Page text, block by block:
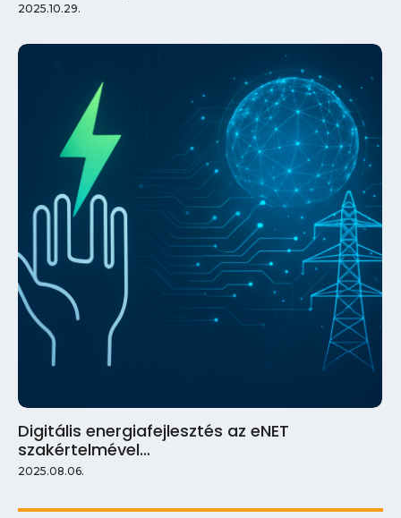
2025.10.29.
Digitális energiafejlesztés az eNET
szakértelmével…
2025.08.06.